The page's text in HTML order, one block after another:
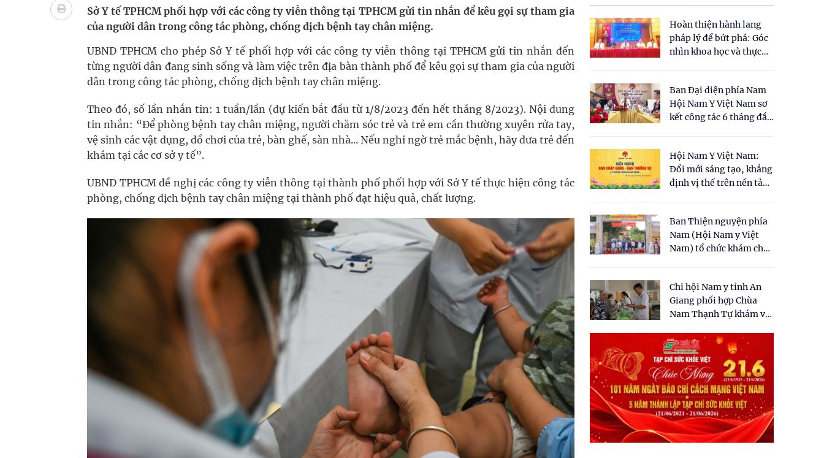
Nhiều lợi thế để nâng chất lượng y tế
Vương Thành Công: Khi việc học bắt đầu từ trải nghiệm thực tế
Tầm soát sớm ung thư vú giúp cứu sống hàng nghìn phụ nữ mỗi năm
Giải pháp nâng cao thị lực thời hiện đại
Sở Y tế TPHCM phối hợp với các công ty viễn thông tại TPHCM gửi tin nhắn để kêu gọi sự tham gia
của người dân trong công tác phòng, chống dịch bệnh tay chân miệng.
UBND TPHCM cho phép Sở Y tế phối hợp với các công ty viễn thông tại TPHCM gửi tin nhắn đến
từng người dân đang sinh sống và làm việc trên địa bàn thành phố để kêu gọi sự tham gia của người
dân trong công tác phòng, chống dịch bệnh tay chân miệng.
Theo đó, số lần nhắn tin: 1 tuần/lần (dự kiến bắt đầu từ 1/8/2023 đến hết tháng 8/2023). Nội dung
tin nhắn: “Để phòng bệnh tay chân miệng, người chăm sóc trẻ và trẻ em cần thường xuyên rửa tay,
vệ sinh các vật dụng, đồ chơi của trẻ, bàn ghế, sàn nhà... Nếu nghi ngờ trẻ mắc bệnh, hãy đưa trẻ đến
khám tại các cơ sở y tế”.
UBND TPHCM đề nghị các công ty viễn thông tại thành phố phối hợp với Sở Y tế thực hiện công tác
phòng, chống dịch bệnh tay chân miệng tại thành phố đạt hiệu quả, chất lượng.
Hoàn thiện hành lang
pháp lý để bứt phá: Góc
nhìn khoa học và thực
cho Luật Y dược cổ
truyền Việt Nam"
Ban Đại diện phía Nam
Hội Nam Y Việt Nam sơ
kết công tác 6 tháng đầu
Hội Nam Y Việt Nam:
Đổi mới sáng tạo, khẳng
định vị thế trên nền tảng
Ban Thiện nguyện phía
Nam (Hội Nam y Việt
Nam) tổ chức khám chữa
dân tại xã Tân Tập
Chi hội Nam y tỉnh An
Giang phối hợp Chùa
Nam Thạnh Tự khám và
nhân dân